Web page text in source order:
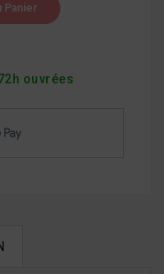
Panier
ouvrées